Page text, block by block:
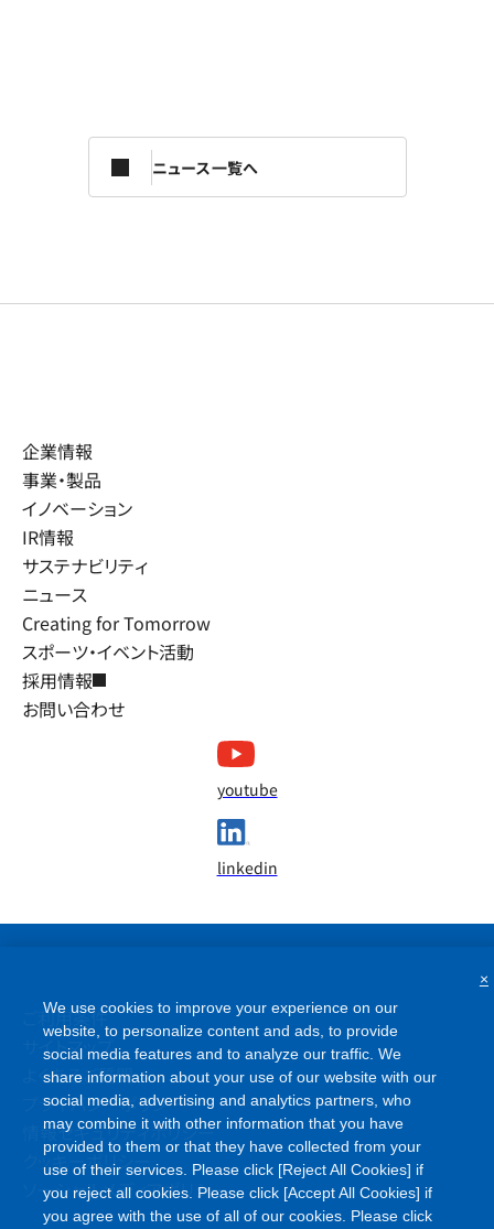
ニュース一覧へ
企業情報
事業・製品
イノベーション
IR情報
サステナビリティ
ニュース
Creating for Tomorrow
スポーツ・イベント活動
採用情報
お問い合わせ
youtube
linkedin
ご利用条件
サイトマップ
よくあるご質問
プライバシーポリシー
情報セキュリティポリシー
クッキーポリシー
ソーシャルメディアポリシー
website, to personalize content and ads, to provide
social media features and to analyze our traffic. We
share information about your use of our website with our
social media, advertising and analytics partners, who
may combine it with other information that you have
provided to them or that they have collected from your
use of their services. Please click [Reject All Cookies] if
you reject all cookies. Please click [Accept All Cookies] if
you agree with the use of all of our cookies. Please click
[Cookie Settings] to customize your cookie settings on